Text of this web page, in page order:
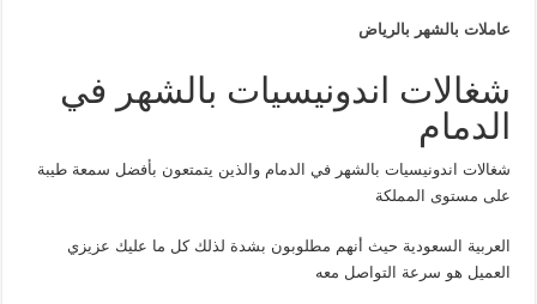
عاملات بالشهر بالرياض
شغالات اندونيسيات بالشهر في
الدمام
شغالات اندونيسيات بالشهر في الدمام والذين يتمتعون بأفضل سمعة طيبة
على مستوى المملكة
العربية السعودية حيث أنهم مطلوبون بشدة لذلك كل ما عليك عزيزي
العميل هو سرعة التواصل معه